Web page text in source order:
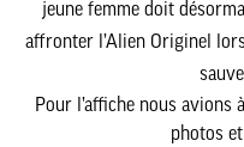
jeune femme doit
affronter l’Alien Originel
Pour l’affiche nous avions
photos